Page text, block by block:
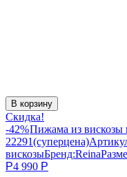
В корзину
Скидка!
-42%Пижама из вискозы
22291(суперцена)
вискозыБренд:Reina
Р4 990 Р